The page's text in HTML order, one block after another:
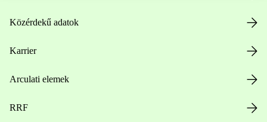
Közérdekű adatok
Karrier
Arculati elemek
RRF